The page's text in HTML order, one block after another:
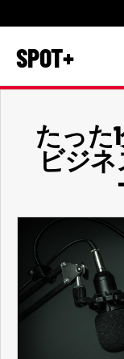
SPOT+
たった
ビジネ